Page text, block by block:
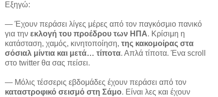
Εξηγώ:
— Έχουν περάσει λίγες μέρες από τον παγκόσμιο πανικό
για την εκλογή του προέδρου των ΗΠΑ. Κρίσιμη η
κατάσταση, χαμός, κινητοποίηση, της κακομοίρας στα
σόσιαλ μίντια και μετά… τίποτα. Απλά τίποτα. Ένα scroll
στο twitter θα σας πείσει.
— Μόλις τέσσερις εβδομάδες έχουν περάσει από τον
καταστροφικό σεισμό στη Σάμο. Είναι λες και έχουν